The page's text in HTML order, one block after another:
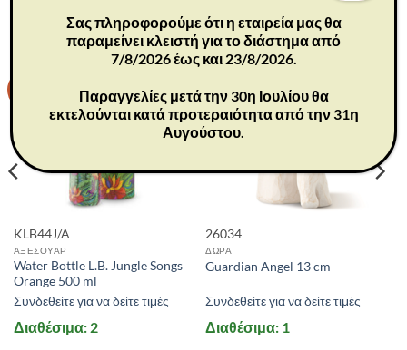
ΣΧΕΤΙΚΆ ΠΡΟΪΌΝΤΑ
KLB44J/A
ΑΞΕΣΟΥΑΡ
Water Bottle L.B. Jungle Songs
Orange 500 ml
Συνδεθείτε για να δείτε τιμές
Διαθέσιμα: 2
26034
ΔΩΡΑ
Guardian Angel 13 cm
Συνδεθείτε για να δείτε τιμές
Διαθέσιμα: 1
Σας πληροφορούμε ότι η εταιρεία μας θα
παραμείνει κλειστή για το διάστημα από
7/8/2026 έως και 23/8/2026.
Παραγγελίες μετά την 30η Ιουλίου θα
εκτελούνται κατά προτεραιότητα από την 31η
Αυγούστου.